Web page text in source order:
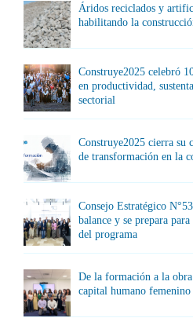
Áridos reciclados y
habilitando la
Construye2025 celebró
en productividad,
sectorial
Construye2025 cierra su
de transformación en la
Consejo Estratégico
balance y se prepara
del programa
De la formación a la
capital humano femenino